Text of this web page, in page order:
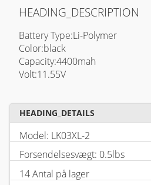
HEADING_DESCRIPTION
Battery Type:Li-Polymer
Color:black
Capacity:4400mah
Volt:11.55V
HEADING_DETAILS
Model: LK03XL-2
Forsendelsesvægt: 0.5lbs
14 Antal på lager